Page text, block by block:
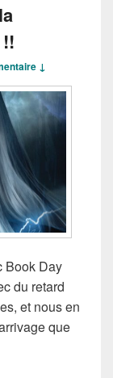
↓
Book Day
du retard
et nous en
que
VO de la